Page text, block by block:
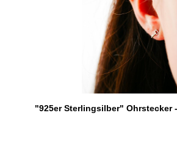
"925er Sterlingsilber" Ohrstecker